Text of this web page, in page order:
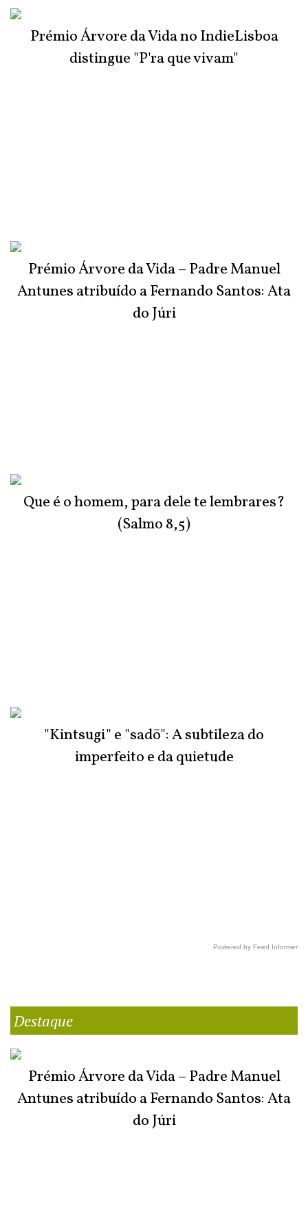
Prémio Árvore da Vida no IndieLisboa
distingue "P'ra que vivam"
Prémio Árvore da Vida – Padre Manuel
Antunes atribuído a Fernando Santos: Ata
do Júri
Que é o homem, para dele te lembrares?
(Salmo 8,5)
"Kintsugi" e "sadō": A subtileza do
imperfeito e da quietude
Powered by Feed Informer
Destaque
Prémio Árvore da Vida – Padre Manuel
Antunes atribuído a Fernando Santos: Ata
do Júri